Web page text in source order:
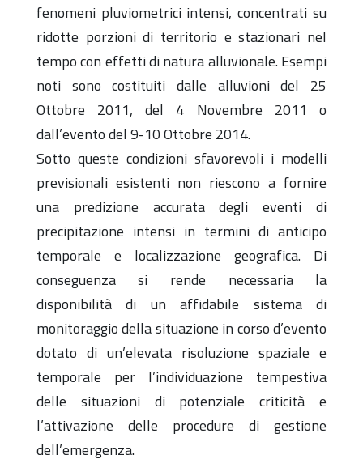
fenomeni pluviometrici intensi, concentrati su
ridotte porzioni di territorio e stazionari nel
tempo con effetti di natura alluvionale. Esempi
noti sono costituiti dalle alluvioni del 25
Ottobre 2011, del 4 Novembre 2011 o
dall’evento del 9-10 Ottobre 2014.
Sotto queste condizioni sfavorevoli i modelli
previsionali esistenti non riescono a fornire
una predizione accurata degli eventi di
precipitazione intensi in termini di anticipo
temporale e localizzazione geografica. Di
conseguenza si rende necessaria la
disponibilità di un affidabile sistema di
monitoraggio della situazione in corso d’evento
dotato di un’elevata risoluzione spaziale e
temporale per l’individuazione tempestiva
delle situazioni di potenziale criticità e
l’attivazione delle procedure di gestione
dell’emergenza.